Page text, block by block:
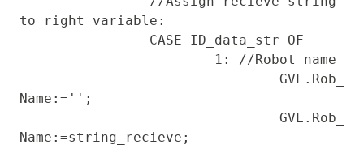
to right variable:
Name:='';
Name:=string_recieve;